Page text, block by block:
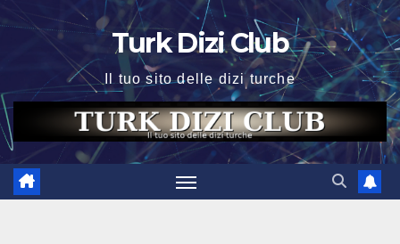
Turk Dizi Club
Il tuo sito delle dizi turche